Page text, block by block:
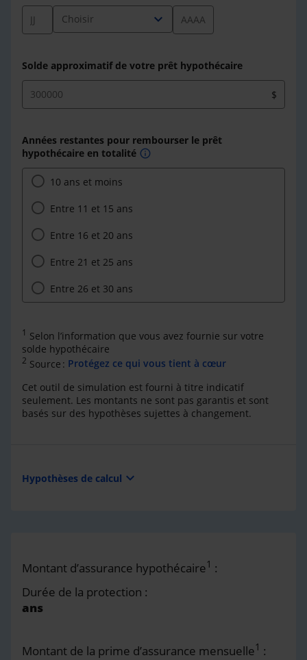
Choisir expand_more
Solde approximatif de votre prêt hypothécaire
$
Années restantes pour rembourser le prêt
hypothécaire en totalité info
10 ans et moins
Entre 11 et 15 ans
Entre 16 et 20 ans
Entre 21 et 25 ans
Entre 26 et 30 ans
1 Selon l’information que vous avez fournie sur votre
solde hypothécaire
2 Source : Protégez ce qui vous tient à cœur
Cet outil de simulation est fourni à titre indicatif
seulement. Les montants ne sont pas garantis et sont
basés sur des hypothèses sujettes à changement.
Hypothèses de calcul expand_more
Montant d’assurance hypothécaire1 :
Durée de la protection :
ans
Montant de la prime d’assurance mensuelle1 :